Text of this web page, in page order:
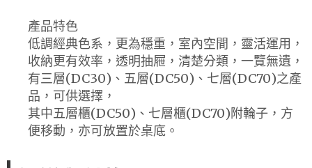
產品特色
低調經典色系，更為穩重，室內空間，靈活運用，
收納更有效率，透明抽屜，清楚分類，一覽無遺，
有三層(DC30)、五層(DC50)、七層(DC70)之產
品，可供選擇，
其中五層櫃(DC50)、七層櫃(DC70)附輪子，方
便移動，亦可放置於桌底。